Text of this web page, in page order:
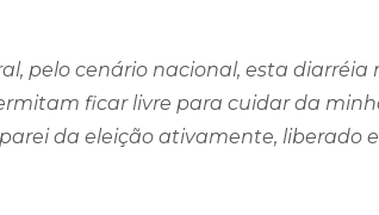
pelo cenário nacional, esta diarréia
ficar livre para cuidar da
da eleição ativamente, liberado